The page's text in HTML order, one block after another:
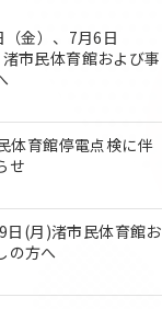
金）、7月6日
渚市民体育館および事
体育館停電点検に伴
せ
日(月)渚市民体育館お
の方へ